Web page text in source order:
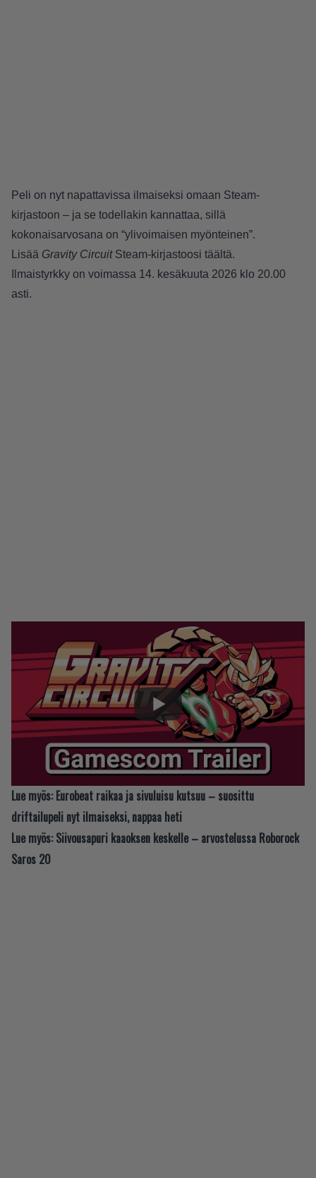
Peli on nyt napattavissa ilmaiseksi omaan Steam-
kirjastoon – ja se todellakin kannattaa, sillä
kokonaisarvosana on “ylivoimaisen myönteinen”.
Lisää Gravity CircuitSteam-kirjastoosi täältä.
Ilmaistyrkky on voimassa 14. kesäkuuta 2026 klo 20.00
asti.
Lue myös: Eurobeat raikaa ja sivuluisu kutsuu – suosittu
driftailupeli nyt ilmaiseksi, nappaa heti
Lue myös: Siivousapuri kaaoksen keskelle – arvostelussa Roborock
Saros 20